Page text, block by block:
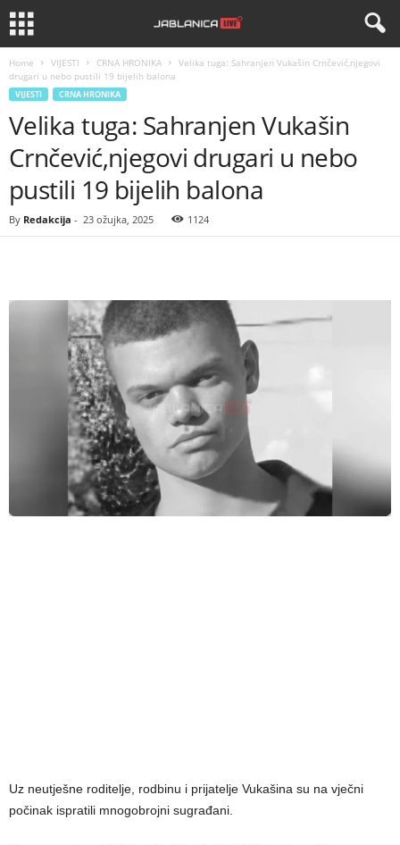
Home VIJESTI CRNA HRONIKA
Velika tuga: Sahranjen Vukašin Crnčević,njegovi
drugari u nebo pustili 19 bijelih balona
VIJESTI CRNA HRONIKA
Velika tuga: Sahranjen Vukašin
Crnčević,njegovi drugari u nebo
pustili 19 bijelih balona
By Redakcija - 23 ožujka, 2025 1124
Uz neutješne roditelje, rodbinu i prijatelje Vukašina su na vječni
počinak ispratili mnogobrojni sugrađani.